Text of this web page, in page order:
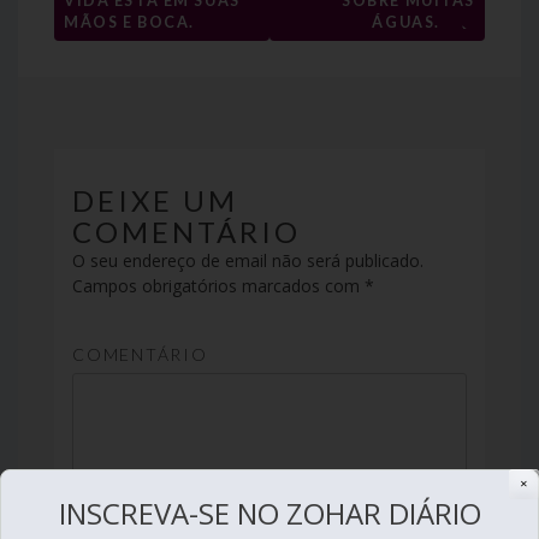
artigos
MÃOS E BOCA.
ÁGUAS.
→
DEIXE UM
COMENTÁRIO
O seu endereço de email não será publicado.
Campos obrigatórios marcados com *
COMENTÁRIO
✕
INSCREVA-SE NO ZOHAR DIÁRIO